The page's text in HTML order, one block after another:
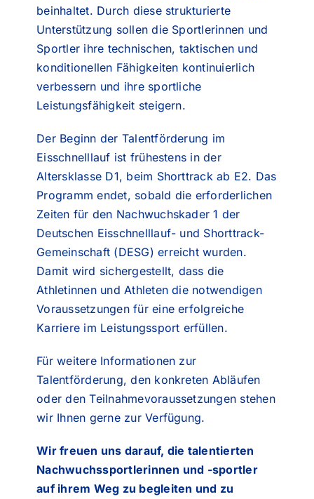
beinhaltet. Durch diese strukturierte
Unterstützung sollen die Sportlerinnen und
Sportler ihre technischen, taktischen und
konditionellen Fähigkeiten kontinuierlich
verbessern und ihre sportliche
Leistungsfähigkeit steigern.
Der Beginn der Talentförderung im
Eisschnelllauf ist frühestens in der
Altersklasse D1, beim Shorttrack ab E2. Das
Programm endet, sobald die erforderlichen
Zeiten für den Nachwuchskader 1 der
Deutschen Eisschnelllauf- und Shorttrack-
Gemeinschaft (DESG) erreicht wurden.
Damit wird sichergestellt, dass die
Athletinnen und Athleten die notwendigen
Voraussetzungen für eine erfolgreiche
Karriere im Leistungssport erfüllen.
Für weitere Informationen zur
Talentförderung, den konkreten Abläufen
oder den Teilnahmevoraussetzungen stehen
wir Ihnen gerne zur Verfügung.
Wir freuen uns darauf, die talentierten
Nachwuchssportlerinnen und -sportler
auf ihrem Weg zu begleiten und zu